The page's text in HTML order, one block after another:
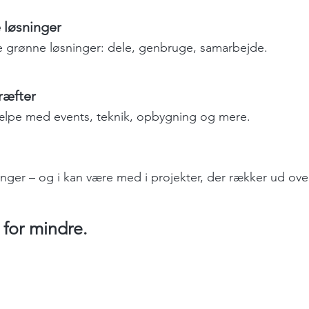
løsninger: dele, genbruge, samarbejde.
med events, teknik, opbygning og mere.
– og i kan være med i projekter, der rækker ud
for mindre.